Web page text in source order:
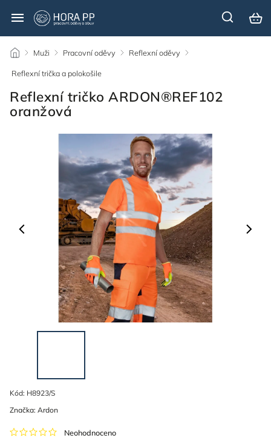
/ Muži / Pracovní oděvy / Reflexní oděvy /
Reflexní trička a polokošile
Reflexní tričko ARDON®REF102
oranžová
Kód: H8923/S
Neohodnoceno
Značka: Ardon